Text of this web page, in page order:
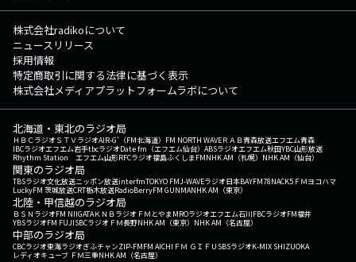
株式会社radikoについて
ニュースリリース
採用情報
特定商取引に関する法律に基づく表示
株式会社メディアプラットフォームラボについて
北海道・東北のラジオ局
ＨＢＣラジオＳＴＶラジオAIR-G'（FM北海道） FM NORTH WAVEＲＡＢ青森放送エフエム青森
IBCラジオエフエム岩手tbcラジオDate fm（エフエム仙台） ABSラジオエフエム秋田YBC山形放送
Rhythm Station エフエム山形RFCラジオ福島ふくしまFMNHK AM（札幌） NHK AM（仙台）
関東のラジオ局
TBSラジオ文化放送ニッポン放送interfmTOKYO FMJ-WAVEラジオ日本BAYFM78NACK5 ＦＭヨコハマ
LuckyFM 茨城放送CRT栃木放送RadioBerryFM GUNMANHK AM（東京）
北陸・甲信越のラジオ局
ＢＳＮラジオFM NIIGATAＫＮＢラジオ ＦＭとやまMROラジオエフエム石川FBCラジオFM福井
YBSラジオFM FUJISBCラジオ ＦＭ長野NHK AM（東京） NHK AM（名古屋）
中部のラジオ局
CBCラジオ東海ラジオぎふチャンZIP-FMFM AICHI ＦＭ ＧＩＦＵ SBSラジオK-MIX SHIZUOKA
レディオキューブ ＦＭ三重NHK AM（名古屋）